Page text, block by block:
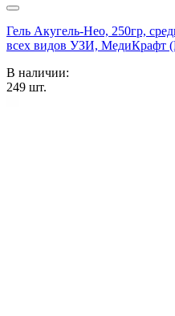
Гель Акугель-Нео, 250гр,
всех видов УЗИ,
В наличии:
249 шт.